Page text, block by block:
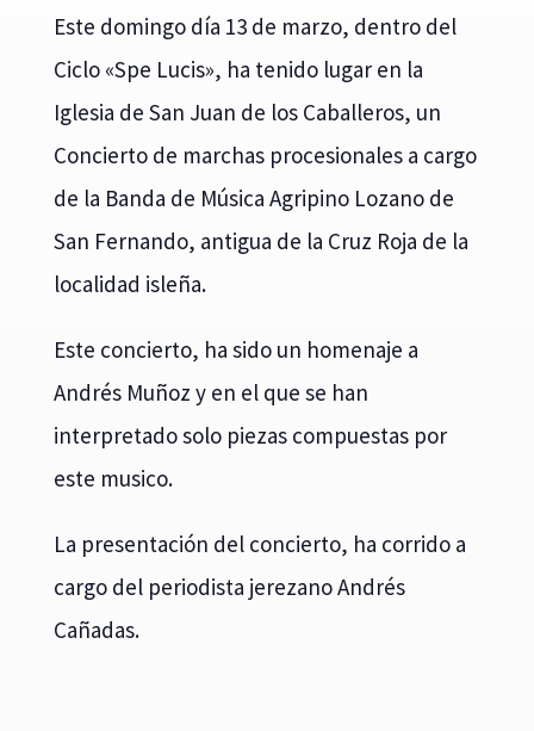
Este domingo día 13 de marzo, dentro del
Ciclo «Spe Lucis», ha tenido lugar en la
Iglesia de San Juan de los Caballeros, un
Concierto de marchas procesionales a cargo
de la Banda de Música Agripino Lozano de
San Fernando, antigua de la Cruz Roja de la
localidad isleña.
Este concierto, ha sido un homenaje a
Andrés Muñoz y en el que se han
interpretado solo piezas compuestas por
este musico.
La presentación del concierto, ha corrido a
cargo del periodista jerezano Andrés
Cañadas.